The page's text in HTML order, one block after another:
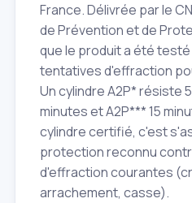
France. Délivrée par le
de Prévention et de
que le produit a été
tentatives d'effraction
Un cylindre A2P* résiste
minutes et A2P*** 15
cylindre certifié, c'est
protection reconnu
d'effraction courantes
arrachement, casse).